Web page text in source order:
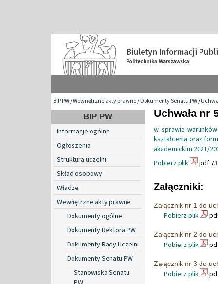
BIP PW/Wewnętrzne akty prawne/Dokumenty Senatu PW/
BIP PW
Informacje ogólne
Ogłoszenia
Struktura uczelni
Skład osobowy
Władze
Wewnętrzne akty prawne
Dokumenty ogólne
Dokumenty Rektora PW
Dokumenty Rady Uczelni
Dokumenty Senatu PW
Stanowiska Senatu
Uchwała nr
w sprawie
kształcenia oraz
akademickim 2021/
Pobierz plik
pdf
Załączniki:
Załącznik nr 1 do
Pobierz plik
Załącznik nr 2 do
Pobierz plik
Załącznik nr 3 do
Pobierz plik